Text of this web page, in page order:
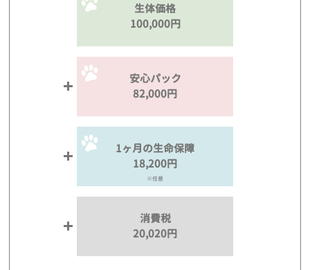
生体価格
100,000円
安心パック
82,000円
1ヶ月の生命保障
18,200円
※任意
消費税
20,020円